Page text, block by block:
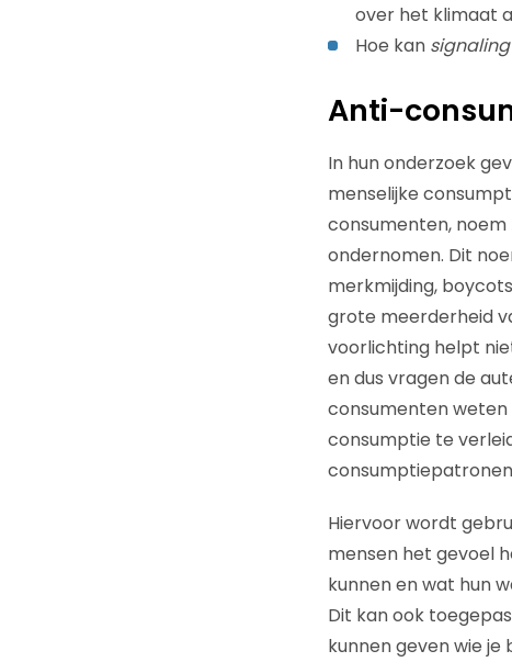
over het klimaat
Hoe kan
Anti-
In hun onderzoek
menselijke
consumenten,
ondernomen. Dit
merkmijding,
grote meerderheid
voorlichting helpt
en dus vragen de
consumenten
consumptie te
Hiervoor wordt
mensen het gevoel
kunnen en wat hun
Dit kan ook
kunnen geven wie je